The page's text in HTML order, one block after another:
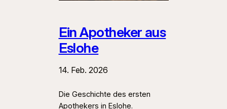
Ein Apotheker aus
Eslohe
14. Feb. 2026
Die Geschichte des ersten
Apothekers in Eslohe.